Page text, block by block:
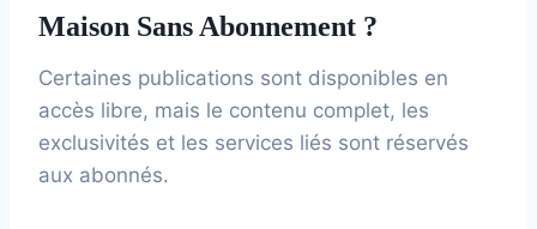
Maison Sans Abonnement ?
Certaines publications sont disponibles en
accès libre, mais le contenu complet, les
exclusivités et les services liés sont réservés
aux abonnés.